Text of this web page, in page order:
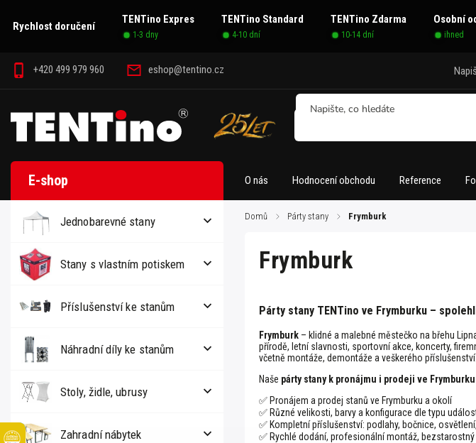
Rychlost doručení
TENTino Expres TENTino Standard TENTino Zdarma Osobní
1-3 dny 4-10 dní 10-14 dní ihned
+420 499 979 960 eshop@tentino.cz
O nás Hodnocení obchodu Reference
Domů / Párty stany / Frymburk
Jednobarevné stany
Stany s vlastním potiskem
Příslušenství ke stanům
Náhradní díly ke stanům
Stoly, židle, ubrusy
Zahradní nábytek
Frymburk
Párty stany TENTino ve Frymburku –
Frymburk – klidné a malebné městečko na břehu
přírodě, letní slavnosti, sportovní akce, koncerty,
včetně montáže, demontáže a veškerého příslušenství.
Naše párty stany k pronájmu i prodeji ve Frymburku
✅ Pronájem a prodej stanů ve Frymburku a okolí
✅ Různé velikosti, barvy a konfigurace dle typu
✅ Kompletní příslušenství: podlahy, bočnice,
✅ Rychlé dodání, profesionální montáž,